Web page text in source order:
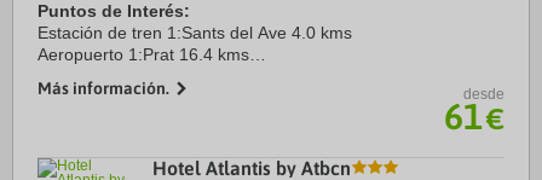
Puntos de Interés:
Estación de tren 1:Sants del Ave 4.0 kms
Aeropuerto 1:Prat 16.4 kms
Centro Ciudad:Plaça de Catalunya 1.5 kms
Más información. desde
61€
Hotel Atlantis by Atbcn